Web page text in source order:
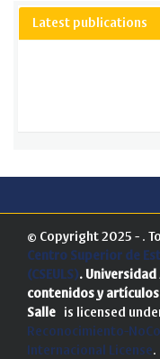
Latest publications
© Copyright 2025 - .
Centro Superior de
(CSEULS).
contenidos y artículos
Salle is licensed
Reconocimiento-
Internacional License.